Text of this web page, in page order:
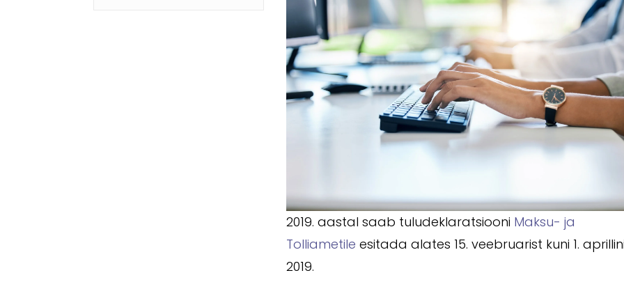
2019. aastal saab tuludeklaratsiooni Maksu- ja
Tolliametile esitada alates 15. veebruarist kuni 1.
2019.